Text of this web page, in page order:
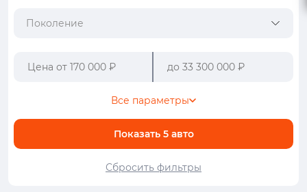
Поколение
Показать 5 авто
Все параметры
Сбросить фильтры